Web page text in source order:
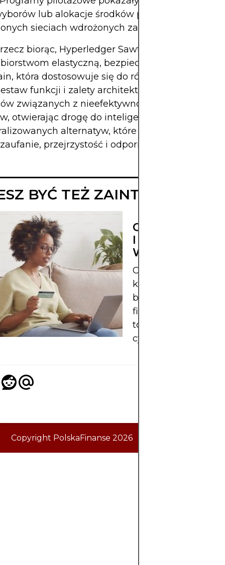
lub alokacje środków publicznych w
sieciach wdrożonych za pośrednictwem
biorąc, Hyperledger Sawtooth zapewnia
elastyczną, bezpieczną i skalowalną
która dostosowuje się do różnych
funkcji i zalety architektoniczne
związanych z nieefektywnością tradycyjnych
otwierając drogę do inteligentniejszych,
alternatyw, które stawiają na
przejrzystość i odporność.
BYĆ TEŻ
CZYM JEST
I JAK SIĘ JĄ
Odkryj
korzyści technologii
blockchain Iroha w
finansach,
tożsamością i
cyfrowymi.
Copyright PolskaFinanse 2026